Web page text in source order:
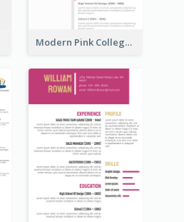
Modern Pink College Student Resume